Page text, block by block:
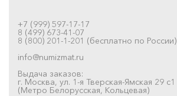
+7 (999) 597-17-17
8 (499) 673-41-07
8 (800) 201-1-201 (бесплатно по России)
info@numizmat.ru
Выдача заказов:
г. Москва, ул. 1-я Тверская-Ямская 29 с1
(Метро Белорусская, Кольцевая)